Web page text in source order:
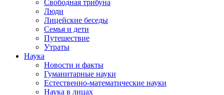
Свободная трибуна
Люди
Лицейские беседы
Семья и дети
Путешествие
Утраты
Наука
Новости и факты
Гуманитарные науки
Естественно-математические науки
Наука в лицах